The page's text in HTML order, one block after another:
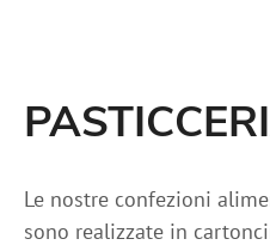
Le nostre confezioni
sono realizzate in